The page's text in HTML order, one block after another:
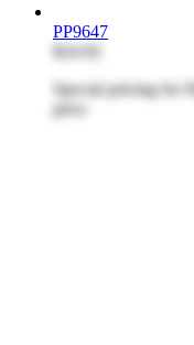
PP9647
$24.92
Special pricing for
price